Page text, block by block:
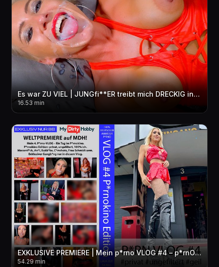
Es war ZU VIEL | JUNGfi**ER treibt mich DRECKIG in den per***sen WAHNSINN! 3LOCH + FACIAL + pi**E
16.53 min
EXKLUSIVE PREMIERE | Mein p*rno VLOG #4 – p*rnOKINO Edition! privat-ungefiltert-geil! Exklusiver GB
54.29 min